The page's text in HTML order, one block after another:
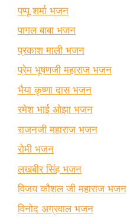
पप्पू शर्मा भजन
पागल बाबा भजन
प्रकाश माली भजन
प्रेम भूषणजी महाराज भजन
भैया कृष्णा दास भजन
रमेश भाई ओझा भजन
राजनजी महाराज भजन
रोमी भजन
लखबीर सिंह भजन
विजय कौशल जी महाराज भजन
विनोद अग्रवाल भजन